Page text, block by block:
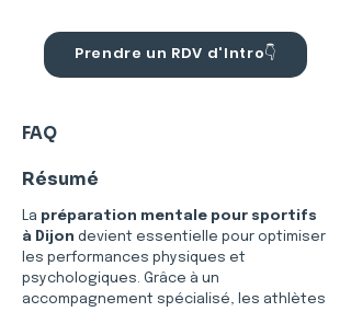
Prendre un RDV d'Intro👇
FAQ
Résumé
La préparation mentale pour sportifs
à Dijon devient essentielle pour optimiser
les performances physiques et
psychologiques. Grâce à un
accompagnement spécialisé, les athlètes